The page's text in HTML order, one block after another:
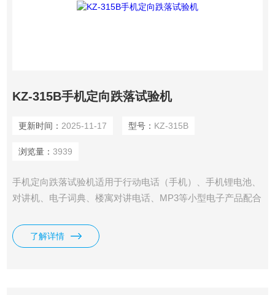
KZ-315B手机定向跌落试验机
更新时间： 2025-11-17 型号： KZ-315B
浏览量： 3939
手机定向跌落试验机适用于行动电话（手机）、手机锂电池、
对讲机、电子词典、楼寓对讲电话、MP3等小型电子产品配合
了解详情